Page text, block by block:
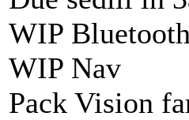
WIP Bluetooth
WIP Nav
Pack Vision